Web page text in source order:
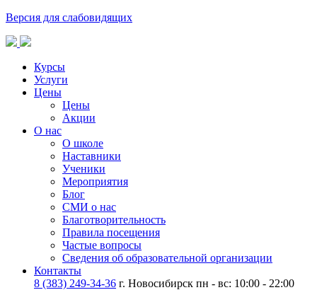
Версия для слабовидящих
Курсы
Услуги
Цены
Цены
Акции
О нас
О школе
Наставники
Ученики
Мероприятия
Блог
СМИ о нас
Благотворительность
Правила посещения
Частые вопросы
Сведения об образовательной организации
Контакты
8 (383) 249-34-36 г. Новосибирск пн - вс: 10:00 - 22:00